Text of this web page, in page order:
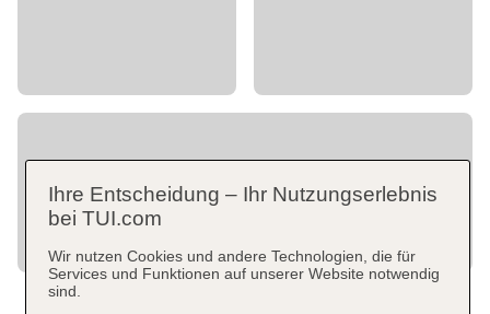
Ihre Entscheidung – Ihr Nutzungserlebnis
bei TUI.com
Wir nutzen Cookies und andere Technologien, die für
Services und Funktionen auf unserer Website notwendig
sind.